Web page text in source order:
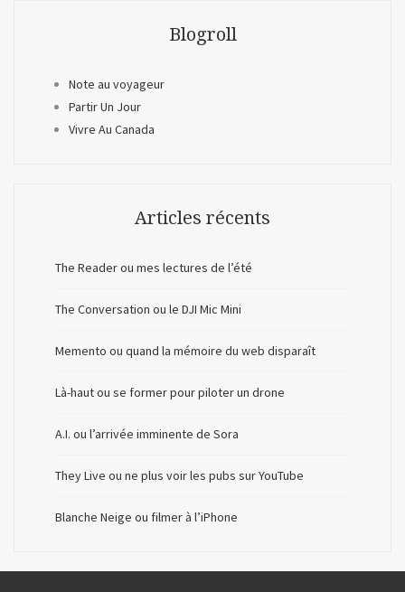
Blogroll
Note au voyageur
Partir Un Jour
Vivre Au Canada
Articles récents
The Reader ou mes lectures de l’été
The Conversation ou le DJI Mic Mini
Memento ou quand la mémoire du web disparaît
Là-haut ou se former pour piloter un drone
A.I. ou l’arrivée imminente de Sora
They Live ou ne plus voir les pubs sur YouTube
Blanche Neige ou filmer à l’iPhone